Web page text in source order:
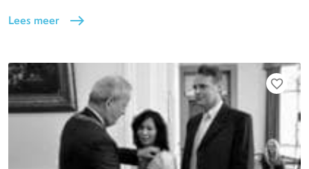
Lees meer east
favorite_border